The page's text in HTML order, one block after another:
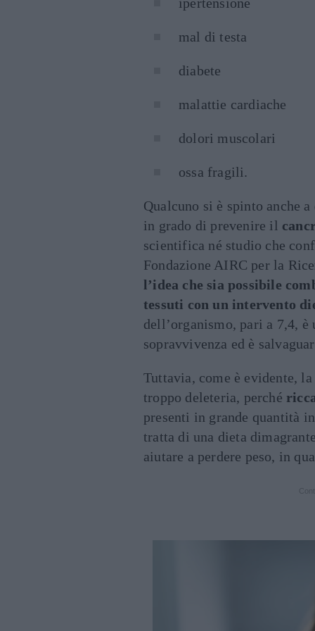
mal di testa
diabete
malattie cardiache
dolori muscolari
ossa fragili.
Qualcuno si è spinto anche
in grado di prevenire il
scientifica né studio che
Fondazione AIRC per la
l’idea che sia possibile
tessuti con un intervento
dell’organismo, pari a 7,4,
sopravvivenza ed è
Tuttavia, come è evidente,
troppo deleteria, perché
presenti in grande quantità
tratta di una dieta
aiutare a perdere peso, in